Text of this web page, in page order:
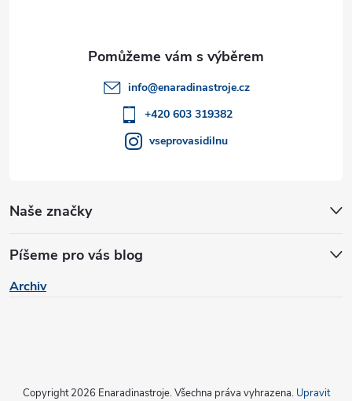
Naše značky
Píšeme pro vás blog
Archiv
info@enaradinastroje.cz
+420 603 319382
vseprovasidilnu
Copyright 2026 Enaradinastroje. Všechna práva vyhrazena. Upravit